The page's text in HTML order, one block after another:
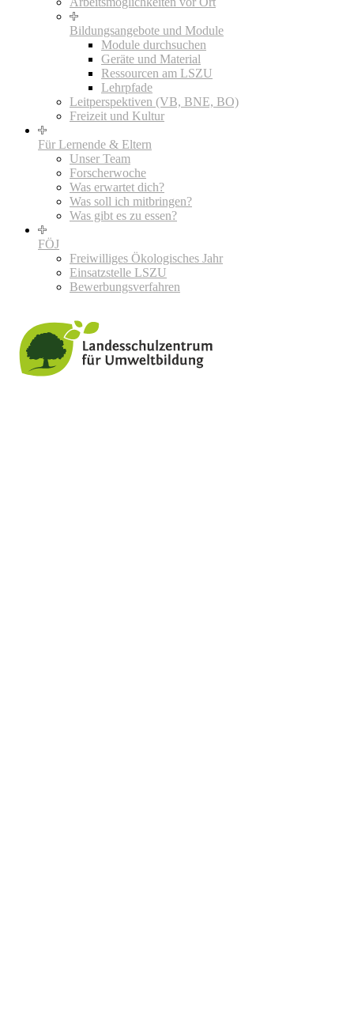
Bildungsangebote und Module
Module durchsuchen
Geräte und Material
Ressourcen am LSZU
Lehrpfade
Leitperspektiven (VB, BNE, BO)
Freizeit und Kultur
Für Lernende & Eltern
Unser Team
Forscherwoche
Was erwartet dich?
Was soll ich mitbringen?
Was gibt es zu essen?
FÖJ
Freiwilliges Ökologisches Jahr
Einsatzstelle LSZU
Bewerbungsverfahren